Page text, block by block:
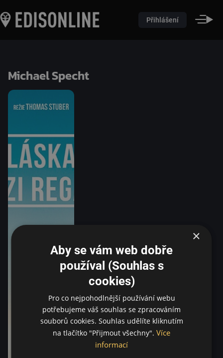
Přihlášení
Michael Specht
×
Aby se vám web dobře
používal (Souhlas s
cookies)
Pro co nejpohodlnější používání webu
potřebujeme váš souhlas se zpracováním
souborů cookies. Souhlas udělíte kliknutím
na tlačítko "Přijmout všechny". Více
informací